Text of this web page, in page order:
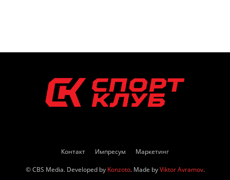
Контакт Импресум Маркетинг
© CBS Media. Developed by Konzoto. Made byViktor Avramov.